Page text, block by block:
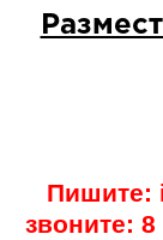
Пишите:
звоните: